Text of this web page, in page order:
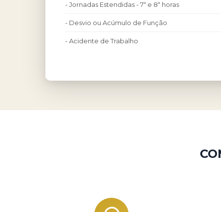
- Jornadas Estendidas - 7ª e 8ª horas
- Desvio ou Acúmulo de Função
- Acidente de Trabalho